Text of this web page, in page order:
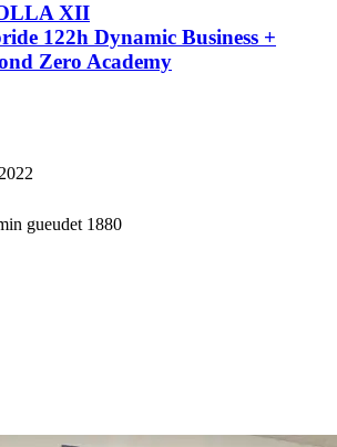
XII
122h Dynamic Business +
Zero Academy
2022
gueudet 1880